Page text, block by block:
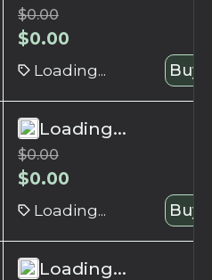
$0.00
$0.00
Loading... Buy
Loading...
$0.00
$0.00
Loading... Buy
Loading...